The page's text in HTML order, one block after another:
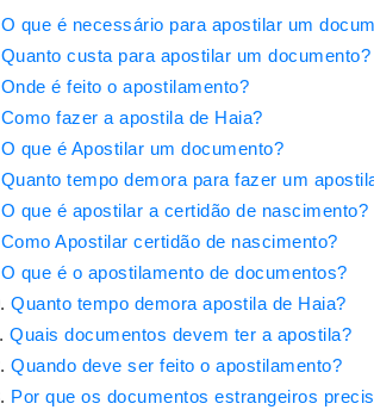
O que é necessário para apostilar um
Quanto custa para apostilar um documento?
Onde é feito o apostilamento?
Como fazer a apostila de Haia?
O que é Apostilar um documento?
Quanto tempo demora para fazer um
O que é apostilar a certidão de nascimento?
Como Apostilar certidão de nascimento?
O que é o apostilamento de documentos?
Quanto tempo demora apostila de Haia?
Quais documentos devem ter a apostila?
Quando deve ser feito o apostilamento?
Por que os documentos estrangeiros